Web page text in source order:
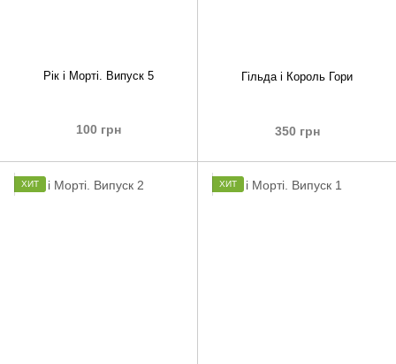
Рік і Морті. Випуск 5
100 грн
Гільда і Король Гори
350 грн
ХИТ ХИТ